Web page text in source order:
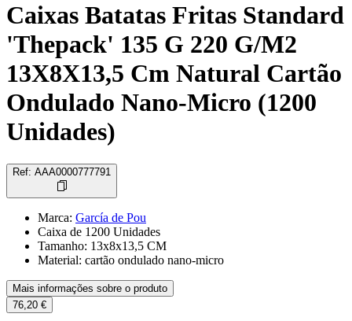
Caixas Batatas Fritas Standard
'Thepack' 135 G 220 G/M2
13X8X13,5 Cm Natural Cartão
Ondulado Nano-Micro (1200
Unidades)
Ref: AAA0000777791
Marca: García de Pou
Caixa de 1200 Unidades
Tamanho: 13x8x13,5 CM
Material: cartão ondulado nano-micro
Mais informações sobre o produto
76,20 €